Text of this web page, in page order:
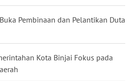
Pembinaan dan Pelantikan Duta
Kota Binjai Fokus pada